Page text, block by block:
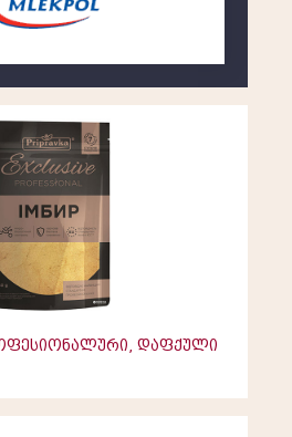
დაფქული